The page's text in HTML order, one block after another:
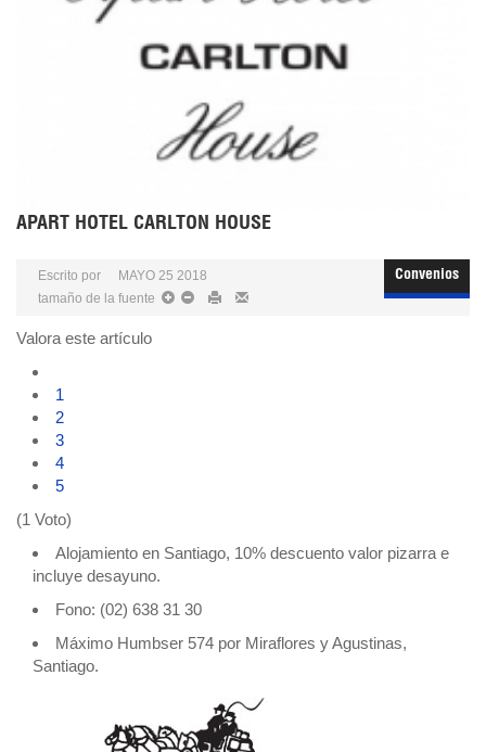
APART HOTEL CARLTON HOUSE
Convenios
Escrito por
MAYO 25 2018
tamaño de la fuente
Valora este artículo
1
2
3
4
5
(1 Voto)
Alojamiento en Santiago, 10% descuento valor pizarra e
incluye desayuno.
Fono: (02) 638 31 30
Máximo Humbser 574 por Miraflores y Agustinas,
Santiago.